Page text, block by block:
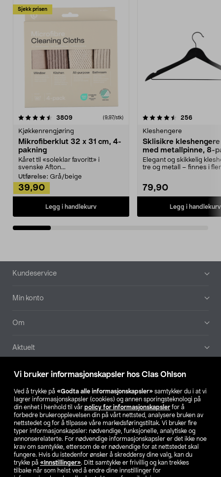
Vi bruker informasjonskapsler hos Clas Ohlson
Ved å trykke på «Godta alle informasjonskapsler» samtykker du i at vi
lagrer informasjonskapsler (cookies) og annen sporingsteknologi på
din enhet i henhold til vår policy for informasjonskapsler for å
forbedre brukeropplevelsen din på vårt nettsted, analysere bruken av
nettstedet og for å tilpasse våre markedsføringstiltak. Vi bruker fire
typer informasjonskapsler: nødvendige, funksjonelle, analytiske og
annonserelaterte. For nødvendige informasjonskapsler er det ikke noe
krav om samtykke, ettersom de er nødvendige for at nettstedet skal
fungere. Hvis du istedenfor ønsker å skreddersy dine valg, kan du
trykke på «Innstillinger». Ditt samtykke er frivillig og kan trekkes
tilbake når som helst ved å endre dine innstillinger for
Sjekk prisen
3809anmeldelser(9,97/stk)
Kjøkkenrengjøring
Mikrofiberklut 32 x 31 cm, 4-
pakning
Kåret til «soleklar favoritt» i
svenske Afton...
Utførelse: Grå/beige
39,90
Legg i handlekurv
4.5av 5 stjerner 256
Kleshengere
Sklisikre
med metallpinne, 8-
Elegant og skikkelig
tre og metall – finnes i
79,90
Legg i handlekurv
4.5av 5 stjerner
Bunntekst
Kundeservice
Min konto
Om
Aktuelt
Våre selskaper
Finn din butikk
SE NO FI